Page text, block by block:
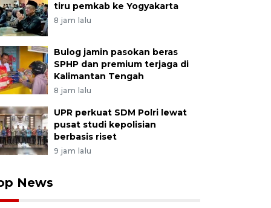
tiru pemkab ke Yogyakarta
8 jam lalu
Bulog jamin pasokan beras
SPHP dan premium terjaga di
Kalimantan Tengah
8 jam lalu
UPR perkuat SDM Polri lewat
pusat studi kepolisian
berbasis riset
9 jam lalu
News